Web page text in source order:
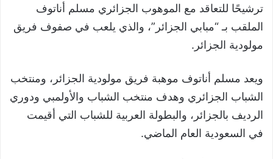
ترشيحًا للتعاقد مع الموهوب الجزائري مسلم أناتوف
الملقب بـ “مبابي الجزائر”، والذي يلعب في صفوف فريق
مولودية الجزائر.
ويعد مسلم أناتوف موهبة فريق مولودية الجزائر، ومنتخب
الشباب الجزائري وهدف منتخب الشباب والأولمبي ودوري
الرديف بالجزائر، والبطولة العربية للشباب التي أقيمت
في السعودية العام الماضي.